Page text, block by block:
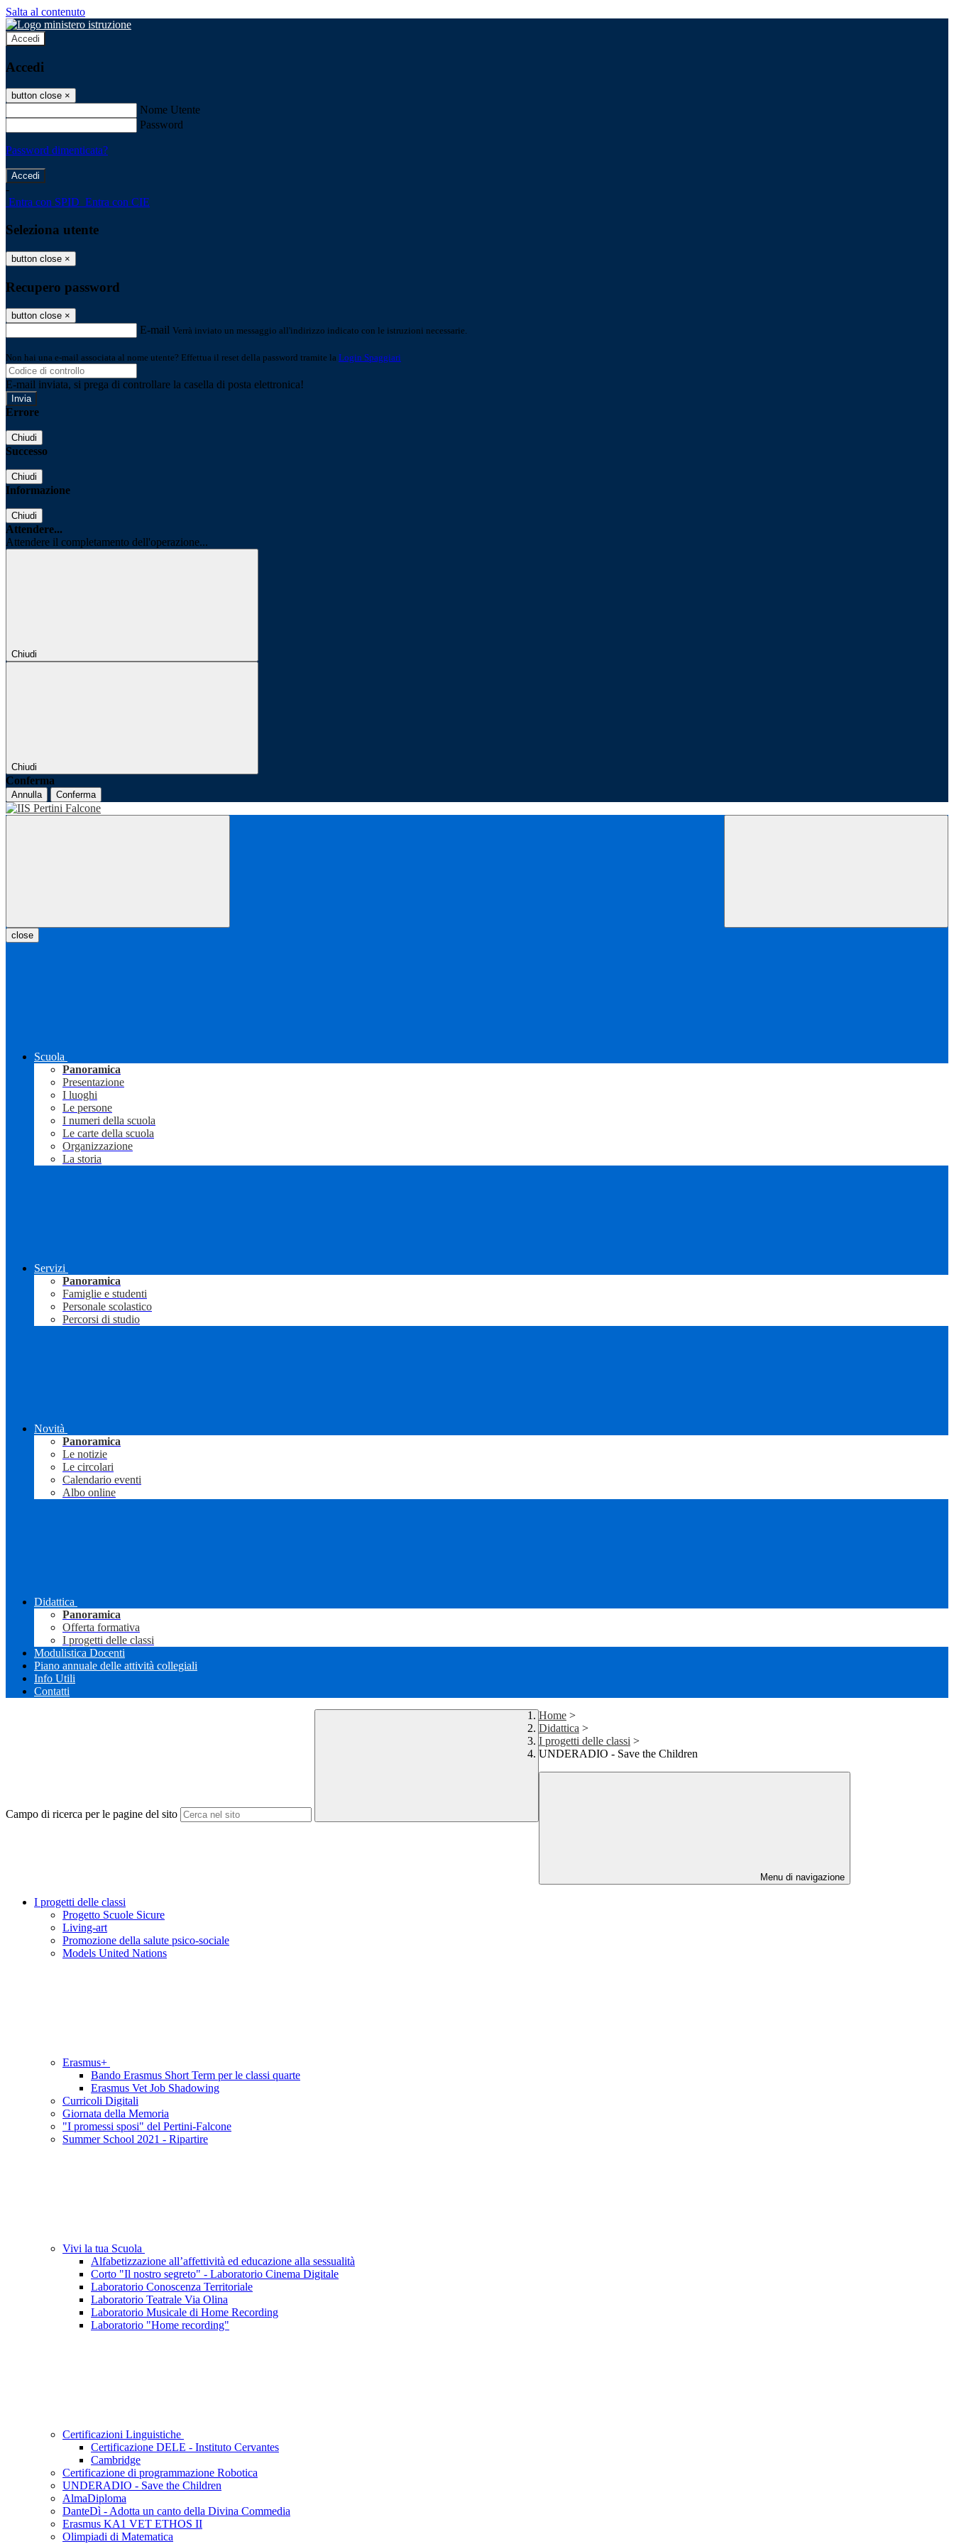
Salta al contenuto
Accedi
Accedi
button close ×
Nome Utente
Password
Password dimenticata?
-
Entra con SPID Entra con CIE
Seleziona utente
button close ×
Recupero password
button close ×
E-mail Verrà inviato un messaggio all'indirizzo indicato con le istruzioni necessarie.
Non hai una e-mail associata al nome utente? Effettua il reset della password tramite la Login Spaggiari
E-mail inviata, si prega di controllare la casella di posta elettronica!
Errore
Chiudi
Successo
Chiudi
Informazione
Chiudi
Attendere...
Attendere il completamento dell'operazione...
Chiudi
Chiudi
Conferma
Annulla Conferma
close
Scuola
Panoramica
Presentazione
I luoghi
Le persone
I numeri della scuola
Le carte della scuola
Organizzazione
La storia
Servizi
Panoramica
Famiglie e studenti
Personale scolastico
Percorsi di studio
Novità
Panoramica
Le notizie
Le circolari
Calendario eventi
Albo online
Didattica
Panoramica
Offerta formativa
I progetti delle classi
Modulistica Docenti
Piano annuale delle attività collegiali
Info Utili
Contatti
Campo di ricerca per le pagine del sito
Home >
Didattica >
I progetti delle classi >
UNDERADIO - Save the Children
Menu di navigazione
I progetti delle classi
Progetto Scuole Sicure
Living-art
Promozione della salute psico-sociale
Models United Nations
Erasmus+
Bando Erasmus Short Term per le classi quarte
Erasmus Vet Job Shadowing
Curricoli Digitali
Giornata della Memoria
"I promessi sposi" del Pertini-Falcone
Summer School 2021 - Ripartire
Vivi la tua Scuola
Alfabetizzazione all’affettività ed educazione alla sessualità
Corto "Il nostro segreto" - Laboratorio Cinema Digitale
Laboratorio Conoscenza Territoriale
Laboratorio Teatrale Via Olina
Laboratorio Musicale di Home Recording
Laboratorio "Home recording"
Certificazioni Linguistiche
Certificazione DELE - Instituto Cervantes
Cambridge
Certificazione di programmazione Robotica
UNDERADIO - Save the Children
AlmaDiploma
DanteDì - Adotta un canto della Divina Commedia
Erasmus KA1 VET ETHOS II
Olimpiadi di Matematica